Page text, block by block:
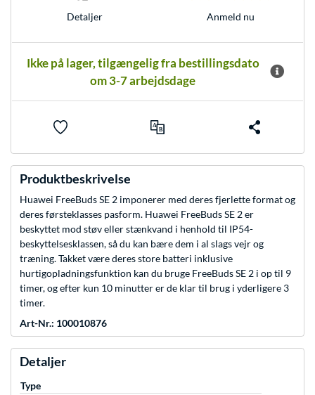
Detaljer Anmeld nu
Ikke på lager, tilgængelig fra bestillingsdato
om 3-7 arbejdsdage
Produktbeskrivelse
Huawei FreeBuds SE 2 imponerer med deres fjerlette format og
deres førsteklasses pasform. Huawei FreeBuds SE 2 er
beskyttet mod støv eller stænkvand i henhold til IP54-
beskyttelsesklassen, så du kan bære dem i al slags vejr og
træning. Takket være deres store batteri inklusive
hurtigopladningsfunktion kan du bruge FreeBuds SE 2 i op til 9
timer, og efter kun 10 minutter er de klar til brug i yderligere 3
timer.
Art-Nr.: 100010876
Detaljer
Type